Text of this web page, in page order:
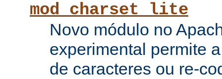
mod_charset_lite
Novo módulo no
experimental permite
de caracteres ou re-